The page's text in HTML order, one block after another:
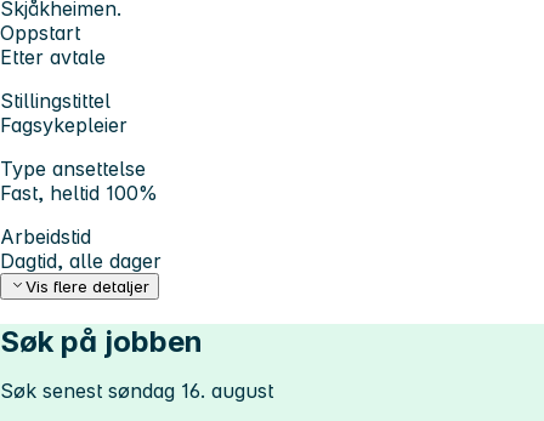
Skjåkheimen.
Oppstart
Etter avtale
Stillingstittel
Fagsykepleier
Type ansettelse
Fast, heltid 100%
Arbeidstid
Dagtid, alle dager
Vis flere detaljer
Søk på jobben
Søk senest søndag 16. august